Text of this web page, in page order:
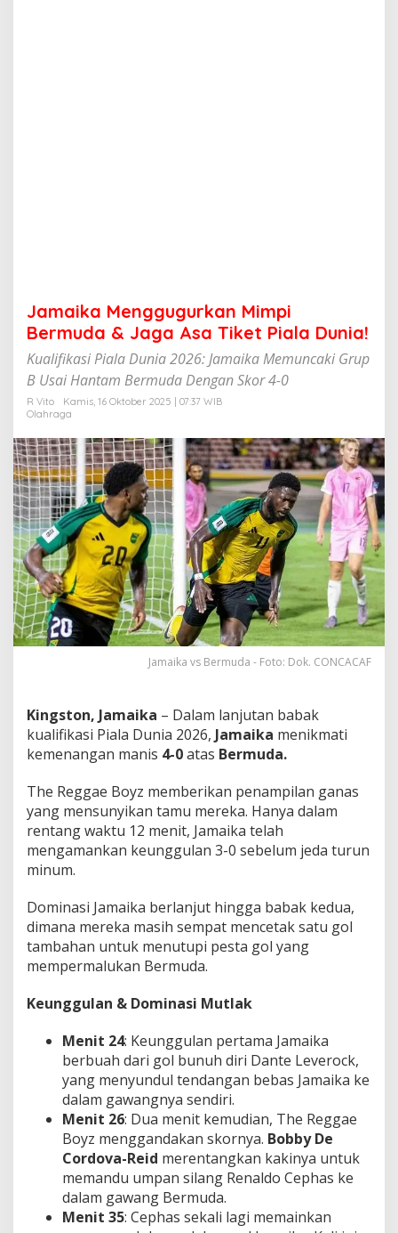
d
a
&
J
a
g
a
s
a
T
i
k
e
t
P
i
a
l
a
D
u
n
!
Jamaika Menggugurkan Mimpi
Bermuda & Jaga Asa Tiket Piala Dunia!
Kualifikasi Piala Dunia 2026: Jamaika Memuncaki Grup
B Usai Hantam Bermuda Dengan Skor 4-0
R Vito
Kamis, 16 Oktober 2025 | 07:37 WIB
Olahraga
Jamaika vs Bermuda - Foto: Dok. CONCACAF
Kingston, Jamaika – Dalam lanjutan babak
kualifikasi Piala Dunia 2026, Jamaika menikmati
kemenangan manis 4-0atas Bermuda.
The Reggae Boyz memberikan penampilan ganas
yang mensunyikan tamu mereka. Hanya dalam
rentang waktu 12 menit, Jamaika telah
mengamankan keunggulan 3-0 sebelum jeda turun
minum.
Dominasi Jamaika berlanjut hingga babak kedua,
dimana mereka masih sempat mencetak satu gol
tambahan untuk menutupi pesta gol yang
mempermalukan Bermuda.
Keunggulan & Dominasi Mutlak
Menit 24: Keunggulan pertama Jamaika
berbuah dari gol bunuh diri Dante Leverock,
yang menyundul tendangan bebas Jamaika ke
dalam gawangnya sendiri.
Menit 26: Dua menit kemudian, The Reggae
Boyz menggandakan skornya. Bobby De
Cordova-Reid merentangkan kakinya untuk
memandu umpan silang Renaldo Cephas ke
dalam gawang Bermuda.
Menit 35: Cephas sekali lagi memainkan